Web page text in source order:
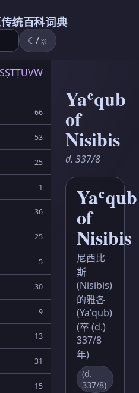
统百科词典
☾/☼
SṢTṬUVW
66
53
25
1
36
25
5
30
9
13
31
15
Yaʿqub
of
Nisibis
d. 337/8
Yaʿqub
of
Nisibis
尼西比
斯
(Nisibis)
的雅各
(Yaʿqub)
(卒 (d.)
337/8
年)
(d.
337/8)